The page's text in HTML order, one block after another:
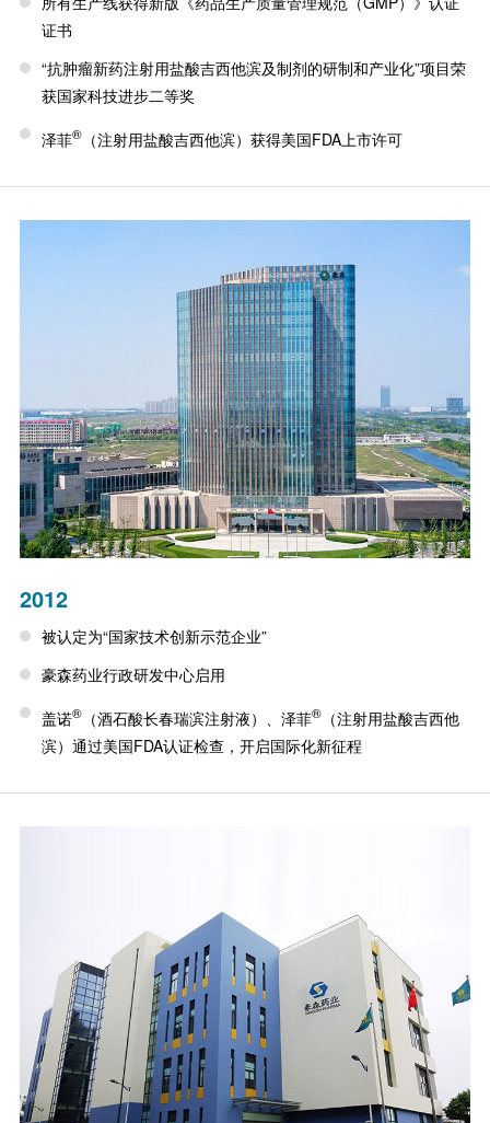
证书
“抗肿瘤新药注射用盐酸吉西他滨及制剂的研制和产业化”项目荣
获国家科技进步二等奖
泽菲®（注射用盐酸吉西他滨）获得美国FDA上市许可
2012
被认定为“国家技术创新示范企业”
豪森药业行政研发中心启用
盖诺®（酒石酸长春瑞滨注射液）、泽菲®（注射用盐酸吉西他
滨）通过美国FDA认证检查，开启国际化新征程